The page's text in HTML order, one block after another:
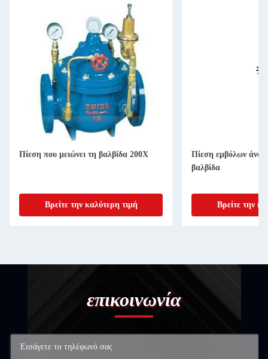
Πίεση που μειώνει τη βαλβίδα 200X
Βρείτε την καλύτερη τιμή
Πίεση εμβόλων
βαλβίδα
Βρείτε την
επικοινωνία